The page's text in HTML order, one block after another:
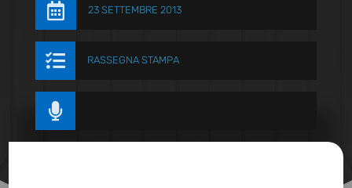
 23 SETTEMBRE 2013
 RASSEGNA STAMPA
